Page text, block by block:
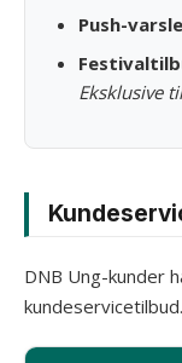
Push-
Eksklusive
DNB Ung-kunder
kundeservicetilbud.